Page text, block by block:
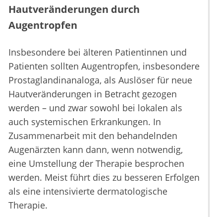
Hautveränderungen durch
Augentropfen
Insbesondere bei älteren Patientinnen und
Patienten sollten Augentropfen, insbesondere
Prostaglandinanaloga, als Auslöser für neue
Hautveränderungen in Betracht gezogen
werden – und zwar sowohl bei lokalen als
auch systemischen Erkrankungen. In
Zusammenarbeit mit den behandelnden
Augenärzten kann dann, wenn notwendig,
eine Umstellung der Therapie besprochen
werden. Meist führt dies zu besseren Erfolgen
als eine intensivierte dermatologische
Therapie.